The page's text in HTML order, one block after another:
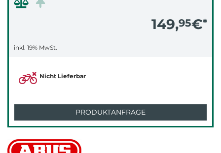
149,95€*
inkl. 19% MwSt.
Nicht Lieferbar
PRODUKTANFRAGE